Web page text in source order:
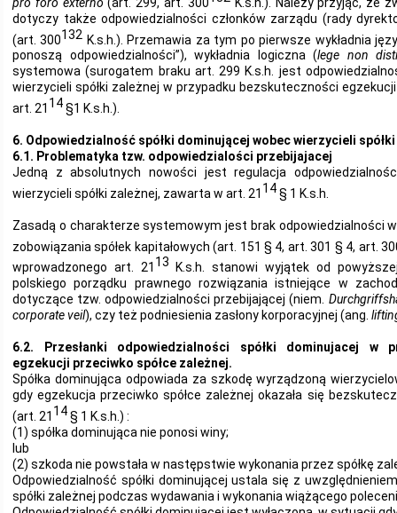
dotyczy także odpowiedzialności członków zarządu (rady
(art. 300132 K.s.h.). Przemawia za tym po pierwsze wykładnia
ponoszą odpowiedzialności”), wykładnia logiczna (lege non
systemowa (surogatem braku art. 299 K.s.h. jest
wierzycieli spółki zależnej w przypadku bezskuteczności
art. 21 14§1 K.s.h.).
6. Odpowiedzialność spółki dominującej wobec wierzycieli
6.1. Problematyka tzw. odpowiedzialości przebijajacej
Jedną z absolutnych nowości jest regulacja
wierzycieli spółki zależnej, zawarta w art. 21 14§ 1 K.s.h.
Zasadą o charakterze systemowym jest brak odpowiedzialności
zobowiązania spółek kapitałowych (art. 151 § 4, art. 301 § 4, art.
wprowadzonego art. 21 13 K.s.h. stanowi wyjątek od
polskiego porządku prawnego rozwiązania istniejące w
dotyczące tzw. odpowiedzialności przebijającej (niem.
corporate veil), czy też podniesienia zasłony korporacyjnej (ang.
6.2. Przesłanki odpowiedzialności spółki dominujacej w
egzekucji przeciwko spółce zależnej.
Spółka dominująca odpowiada za szkodę wyrządzoną
gdy egzekucja przeciwko spółce zależnej okazała się
(art. 21 14§ 1 K.s.h.) :
(1) spółka dominująca nie ponosi winy;
lub
(2) szkoda nie powstała w następstwie wykonania przez spółkę
Odpowiedzialność spółki dominującej ustala się z
spółki zależnej podczas wydawania i wykonania wiążącego